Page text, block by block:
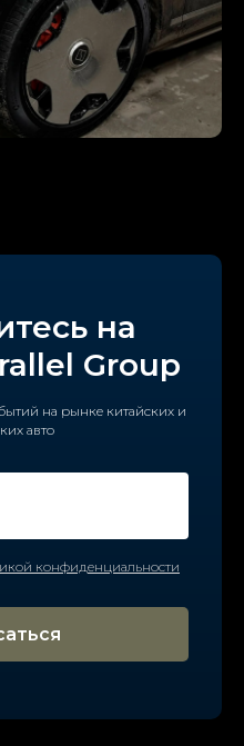
на
Group
на рынке китайских и
авто
конфиденциальности